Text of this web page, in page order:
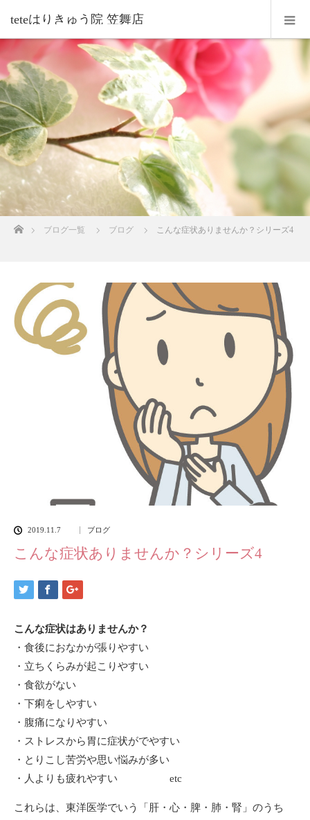
teteはりきゅう院 笠舞店
ホームブログ一覧 ブログ こんな症状ありませんか？シリーズ4
2019.11.7 ブログ
こんな症状ありませんか？シリーズ4
こんな症状はありませんか？
・食後におなかが張りやすい
・立ちくらみが起こりやすい
・食欲がない
・下痢をしやすい
・腹痛になりやすい
・ストレスから胃に症状がでやすい
・とりこし苦労や思い悩みが多い
・人よりも疲れやすい etc
これらは、東洋医学でいう「肝・心・脾・肺・腎」のうち